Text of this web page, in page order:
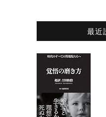
最近